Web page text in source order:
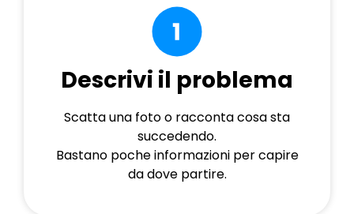
Descrivi il problema
Scatta una foto o racconta cosa sta
succedendo.
Bastano poche informazioni per capire
da dove partire.